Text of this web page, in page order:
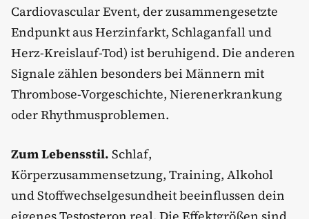
Cardiovascular Event, der zusammengesetzte
Endpunkt aus Herzinfarkt, Schlaganfall und
Herz-Kreislauf-Tod) ist beruhigend. Die anderen
Signale zählen besonders bei Männern mit
Thrombose-Vorgeschichte, Nierenerkrankung
oder Rhythmusproblemen.
Zum Lebensstil. Schlaf,
Körperzusammensetzung, Training, Alkohol
und Stoffwechselgesundheit beeinflussen dein
eigenes Testosteron real. Die Effektgrößen sind